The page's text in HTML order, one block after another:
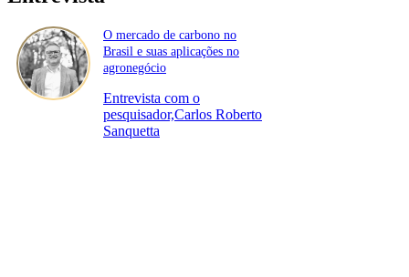
O mercado de carbono no
Brasil e suas aplicações no
agronegócio
Entrevista com o
pesquisador,Carlos Roberto
Sanquetta